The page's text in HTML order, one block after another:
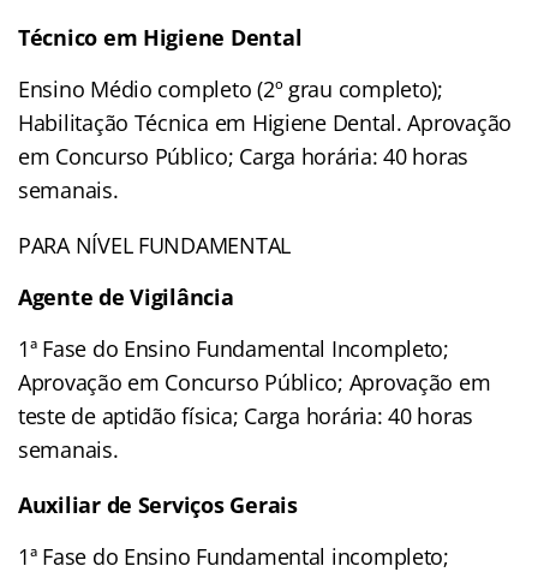
Técnico em Higiene Dental
Ensino Médio completo (2º grau completo);
Habilitação Técnica em Higiene Dental. Aprovação
em Concurso Público; Carga horária: 40 horas
semanais.
PARA NÍVEL FUNDAMENTAL
Agente de Vigilância
1ª Fase do Ensino Fundamental Incompleto;
Aprovação em Concurso Público; Aprovação em
teste de aptidão física; Carga horária: 40 horas
semanais.
Auxiliar de Serviços Gerais
1ª Fase do Ensino Fundamental incompleto;